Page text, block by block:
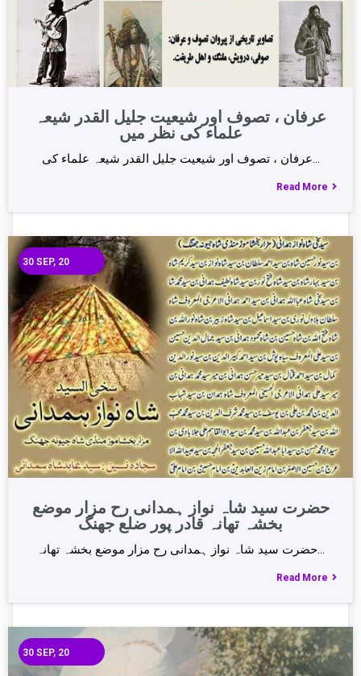
عرفان ، تصوف اور شیعیت جلیل القدر شیعہ
علماء کی نظر میں
عرفان ، تصوف اور شیعیت جلیل القدر شیعہ علماء کی…
Read More
حضرت سید شاہ نواز ہمدانی رح مزار موضع
بخشہ تھانہ قادر پور ضلع جھنگ
30 SEP, 20
حضرت سید شاہ نواز ہمدانی رح مزار موضع بخشہ تھانہ…
Read More
30 SEP, 20